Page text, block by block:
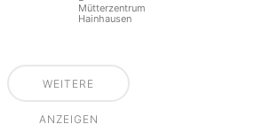
Mütterzentrum
Hainhausen
WEITERE
ANZEIGEN